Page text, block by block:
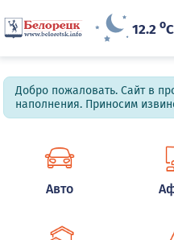
12.2oC
Добро пожаловать. Сайт в
наполнения. Приносим
Авто